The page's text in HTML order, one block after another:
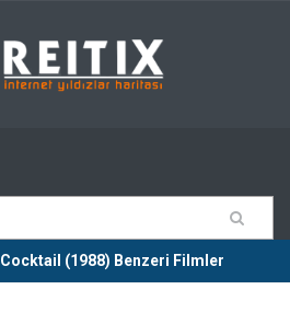
Cocktail (1988) Benzeri Filmler